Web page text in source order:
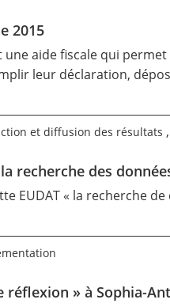
2015
une aide fiscale qui
leur déclaration,
et diffusion des résultats ,
recherche des
EUDAT « la recherche
réflexion » à Sophia-